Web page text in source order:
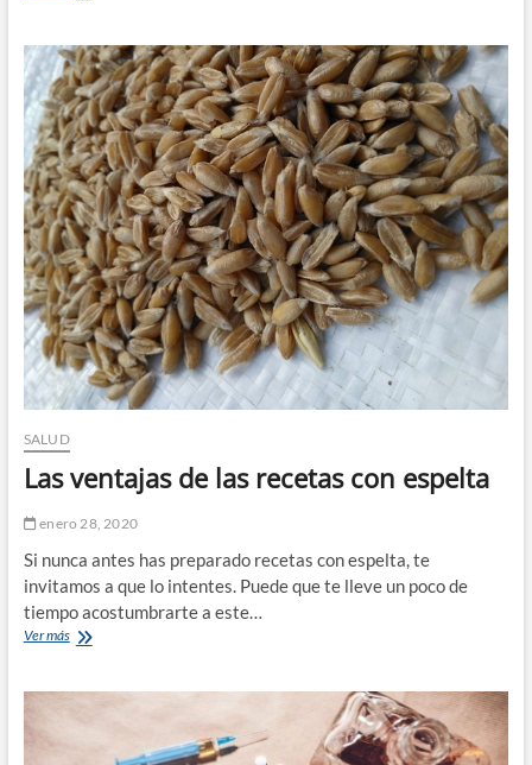
daños
de
la
aterosclerosis?
SALUD
Las ventajas de las recetas con espelta
enero 28, 2020
Si nunca antes has preparado recetas con espelta, te
invitamos a que lo intentes. Puede que te lleve un poco de
tiempo acostumbrarte a este…
Ver másLas
las